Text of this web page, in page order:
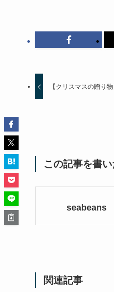
【クリスマスの贈り
この記事を書
seabeans
関連記事